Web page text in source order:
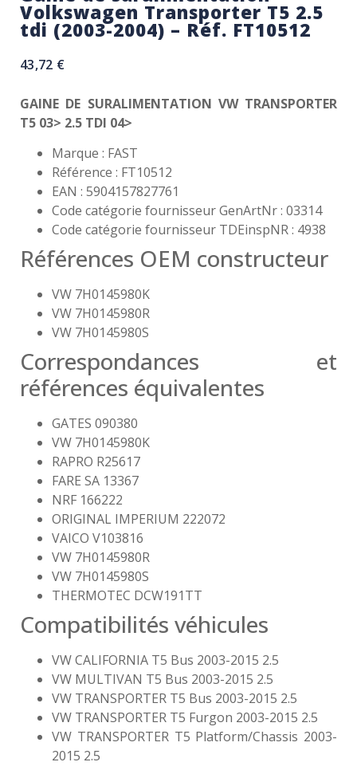
Volkswagen Transporter T5 2.5
tdi (2003-2004) – Réf. FT10512
43,72 €
GAINE DE SURALIMENTATION VW TRANSPORTER
T5 03> 2.5 TDI 04>
Marque : FAST
Référence : FT10512
EAN : 5904157827761
Code catégorie fournisseur GenArtNr : 03314
Code catégorie fournisseur TDEinspNR : 4938
Références OEM constructeur
VW 7H0145980K
VW 7H0145980R
VW 7H0145980S
Correspondances et
références équivalentes
GATES 090380
VW 7H0145980K
RAPRO R25617
FARE SA 13367
NRF 166222
ORIGINAL IMPERIUM 222072
VAICO V103816
VW 7H0145980R
VW 7H0145980S
THERMOTEC DCW191TT
Compatibilités véhicules
VW CALIFORNIA T5 Bus 2003-2015 2.5
VW MULTIVAN T5 Bus 2003-2015 2.5
VW TRANSPORTER T5 Bus 2003-2015 2.5
VW TRANSPORTER T5 Furgon 2003-2015 2.5
VW TRANSPORTER T5 Platform/Chassis 2003-
2015 2.5